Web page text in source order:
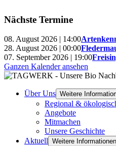
Nächste Termine
08. August 2026 | 14:00
28. August 2026 | 00:00
07. September 2026 | 19:00
Ganzen Kalender ansehen
Über Uns Weitere
Regional &
Angebote
Mitmachen
Unsere Geschichte
Aktuell Weitere